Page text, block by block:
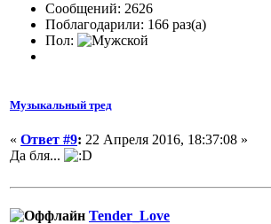
Сообщений: 2626
Поблагодарили: 166 раз(а)
Пол:
Музыкальный тред
« Ответ #9: 22 Апреля 2016, 18:37:08 »
Да бля...
Tender_Love